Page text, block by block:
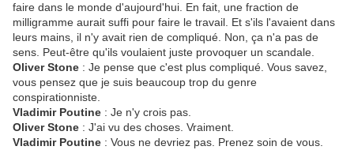
faire dans le monde d'aujourd'hui. En fait, une fraction de
milligramme aurait suffi pour faire le travail. Et s'ils l'avaient dans
leurs mains, il n'y avait rien de compliqué. Non, ça n'a pas de
sens. Peut-être qu'ils voulaient juste provoquer un scandale.
Oliver Stone : Je pense que c'est plus compliqué. Vous savez,
vous pensez que je suis beaucoup trop du genre
conspirationniste.
Vladimir Poutine : Je n'y crois pas.
Oliver Stone : J'ai vu des choses. Vraiment.
Vladimir Poutine : Vous ne devriez pas. Prenez soin de vous.